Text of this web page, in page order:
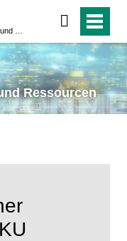
Ressourcen